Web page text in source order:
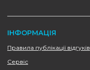
ІНФОРМАЦІЯ
Правила публікації відгуків
Сервіс